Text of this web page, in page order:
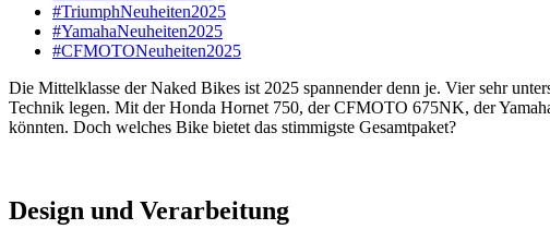
#TriumphNeuheiten2025
#YamahaNeuheiten2025
#CFMOTONeuheiten2025
Die Mittelklasse der Naked Bikes ist 2025 spannender denn je. Vier sehr
Technik legen. Mit der Honda Hornet 750, der CFMOTO 675NK, der
könnten. Doch welches Bike bietet das stimmigste Gesamtpaket?
Design und Verarbeitung